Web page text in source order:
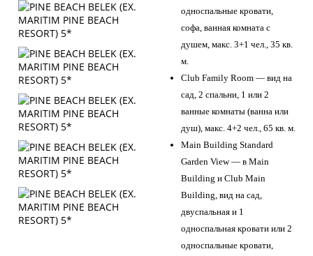
односпальные кровати,
софа, ванная комната с
душем, макс. 3+1 чел., 35 кв.
м.
Club Family Room — вид на
сад, 2 спальни, 1 или 2
ванные комнаты (ванна или
душ), макс. 4+2 чел., 65 кв. м.
Main Building Standard
Garden View — в Main
Building и Club Main
Building, вид на сад,
двуспальная и 1
односпальная кровати или 2
односпальные кровати,